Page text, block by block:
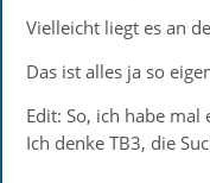
Vielleicht liegt es an
Das ist alles ja so
Edit: So, ich habe
Ich denke TB3, die